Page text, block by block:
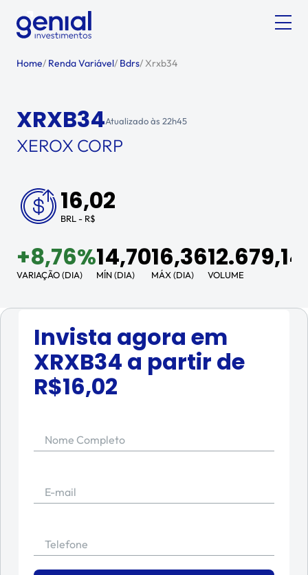
Home/ Renda Variável/ Bdrs/Xrxb34
XRXB34Atualizado às 22h45
XEROX CORP
16,02
BRL - R$
+8,76%
VARIAÇÃO (DIA)
14,70
MÍN (DIA)
16,36
MÁX (DIA)
12.679,14
VOLUME
Invista agora em
XRXB34 a partir de
R$16,02
Nome Completo
E-mail
Telefone